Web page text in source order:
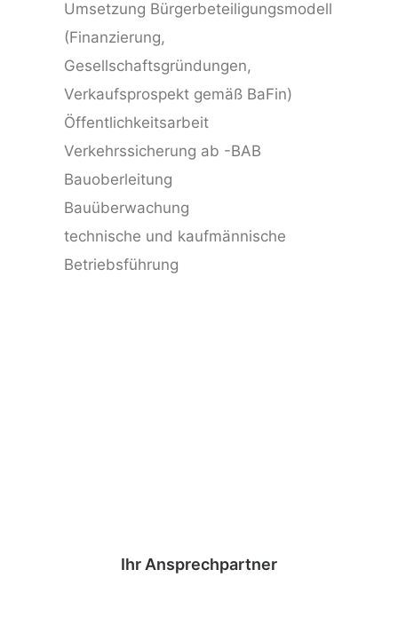
Umsetzung Bürgerbeteiligungsmodell
(Finanzierung,
Gesellschaftsgründungen,
Verkaufsprospekt gemäß BaFin)
Öffentlichkeitsarbeit
Verkehrssicherung ab -BAB
Bauoberleitung
Bauüberwachung
technische und kaufmännische
Betriebsführung
Ihr Ansprechpartner